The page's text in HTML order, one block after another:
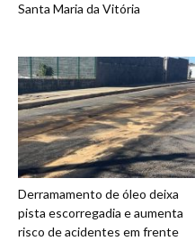
Santa Maria da Vitória
Derramamento de óleo deixa
pista escorregadia e aumenta
risco de acidentes em frente